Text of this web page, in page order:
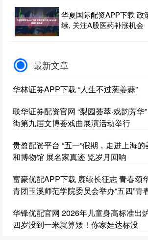
华夏国际配资APP下载 政
续, 关注A股医药补涨机会
最新文章
华林证券APP下载 “人生不过葱姜蒜”
联华证券配资官网 “梨园荟萃·戏韵芳华
街第九届文博荟戏曲展演活动举行
贵盈配资平台 “五一”假期，走进上海的
和博物馆 展名家真迹 览岁月回响
富豪优配APP下载 赓续长征志 青春颂
青团玉溪师范学院委员会举办“五四”青
华锋优配官网 2026年儿童身高标准出
四岁没到一米就算矮！你家娃达标没